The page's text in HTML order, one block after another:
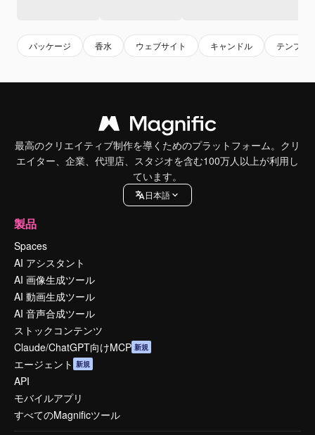
パッケージ 香水 ウェブサイト キャンドル テンプレ
最高のクリエイティブ制作を導くためのプラットフォーム。クリ
エイター、企業、代理店、スタジオを含む100万人以上が利用し
ています。
日本語
製品
Spaces
AI アシスタント
AI 画像生成ツール
AI 動画生成ツール
AI 音声合成ツール
ストックコンテンツ
Claude/ChatGPT向けMCP 新規
エージェント 新規
API
モバイルアプリ
すべてのMagnificツール